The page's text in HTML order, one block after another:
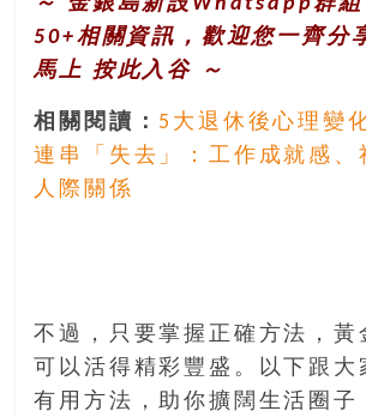
50+相關資訊，歡迎您一齊分
馬上 按此入谷 ～
相關閱讀： 5大退休後心理變
連串「失去」：工作成就感、
人際關係
不過，只要掌握正確方法，黃
可以活得精彩豐盛。以下跟大
有用方法，助你擴闊生活圈子